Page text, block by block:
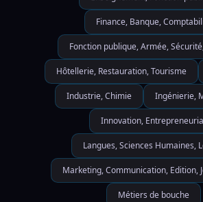
Finance, Banque,
Fonction publique, Armée,
Hôtellerie, Restauration, Tourisme
Industrie, Chimie Ingénierie,
Innovation,
Langues, Sciences Humaines,
Marketing, Communication, Edition,
Métiers de bouche